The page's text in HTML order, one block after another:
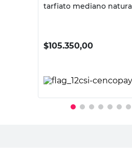
tarfiato mediano
$105.350,00